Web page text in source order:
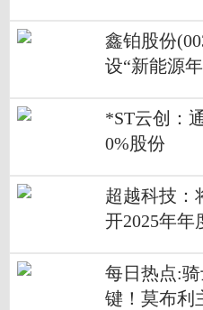
鑫铂股份
设“新能源
*ST云创：
0%股份
超越科技：
开2025年年
每日热点:
键！莫布利